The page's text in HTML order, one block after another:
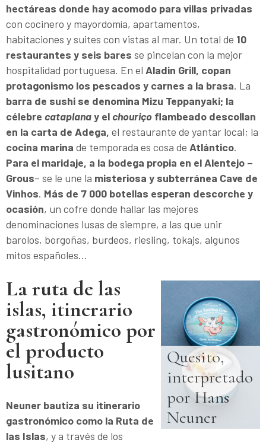
hectáreas donde hay acomodo para villas privadas
con cocinero y mayordomía, apartamentos,
habitaciones y suites con vistas al mar. Un total de 10
restaurantes y seis bares se pincelan con la mejor
hospitalidad portuguesa. En el Aladin Grill, copan
protagonismo los pescados y carnes a la brasa. La
barra de sushi se denomina Mizu Teppanyaki; la
célebre cataplanay elchouriço flambeado descollan
en la carta de Adega, el restaurante de yantar local; la
cocina marina de temporada es cosa de Atlántico.
Para el maridaje, a la bodega propia en el Alentejo –
Grous– se le une la misteriosa y subterránea Cave de
Vinhos. Más de 7 000 botellas esperan descorche y
ocasión, un cofre donde hallar las mejores
denominaciones lusas de siempre, a las que unir
barolos, borgoñas, burdeos, riesling, tokajs, algunos
mitos españoles…
Quesito,
interpretado
por Hans
Neuner
La ruta de las
islas, itinerario
gastronómico por
el producto
lusitano
Neuner bautiza su itinerario
gastronómico como la Ruta de
las Islas, y a través de los